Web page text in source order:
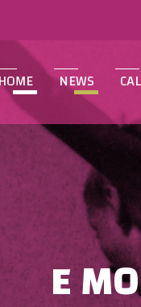
NEWS
E